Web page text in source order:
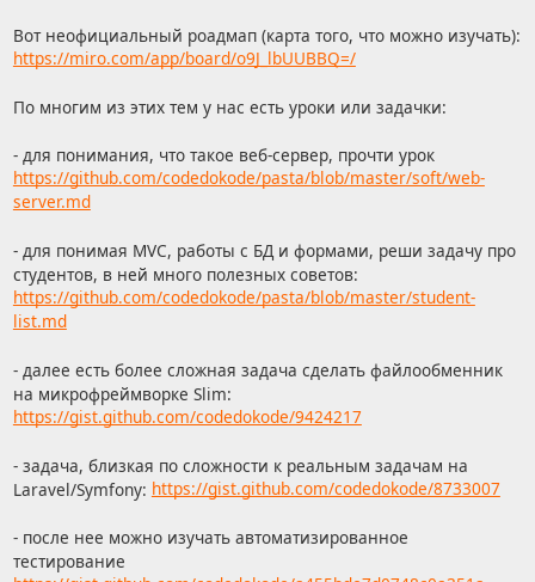
Вот неофициальный роадмап (карта того, что можно изучать):
https://miro.com/app/board/o9J_lbUUBBQ=/
По многим из этих тем у нас есть уроки или задачки:
- для понимания, что такое веб-сервер, прочти урок
https://github.com/codedokode/pasta/blob/master/soft/web-
server.md
- для понимая MVC, работы с БД и формами, реши задачу про
студентов, в ней много полезных советов:
https://github.com/codedokode/pasta/blob/master/student-
list.md
- далее есть более сложная задача сделать файлообменник
на микрофреймворке Slim:
https://gist.github.com/codedokode/9424217
- задача, близкая по сложности к реальным задачам на
Laravel/Symfony: https://gist.github.com/codedokode/8733007
- после нее можно изучать автоматизированное
тестирование